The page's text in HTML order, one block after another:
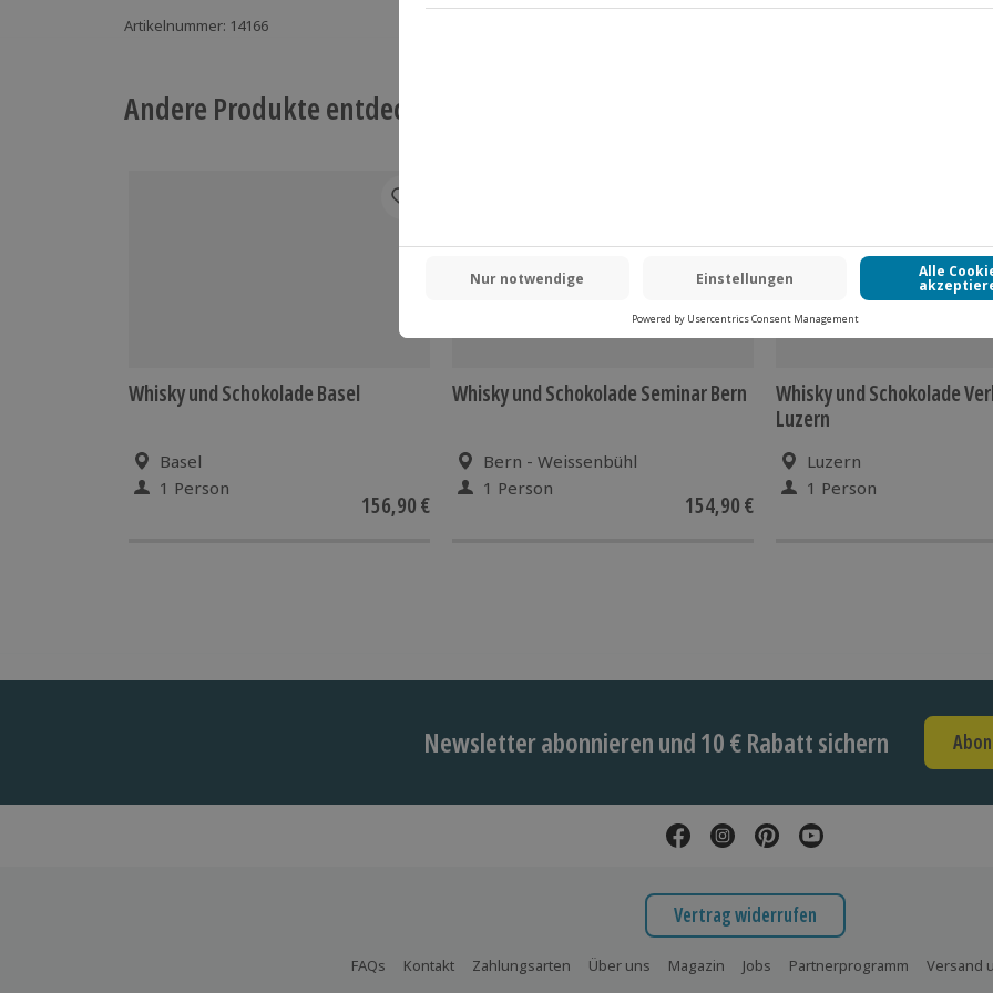
Artikelnummer: 14166
Andere Produkte entdecken
Whisky und Schokolade Basel
Basel
1 Person
156,90 €
Whisky und Schokolade Seminar Bern
Bern - Weissenbühl
1 Person
154,90 €
Whisky und Schokolade
Luzern
Luzern
1 Person
Newsletter abonnieren und 10 € Rabatt sichern
Vertrag widerrufen
FAQs Kontakt Zahlungsarten Über uns Magazin Jobs Partnerprogramm Versand